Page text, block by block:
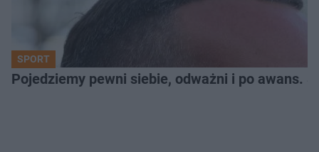
SPORT
Pojedziemy pewni siebie, odważni i po awans.